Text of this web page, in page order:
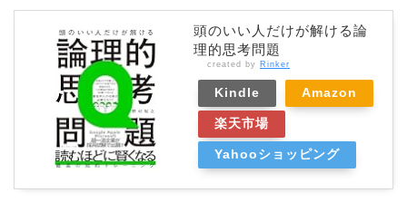
頭のいい人だけが解ける論
理的思考問題
created by Rinker
Kindle Amazon
楽天市場
Yahooショッピング